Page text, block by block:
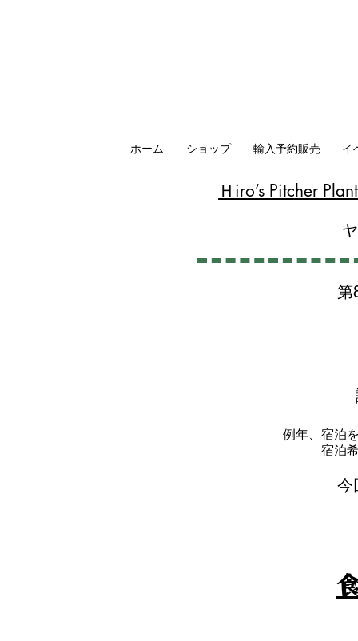
ホーム ショップ 輸入予約販売 イ
Ｈiro’s Pitcher
第
例年、宿泊
宿泊
今